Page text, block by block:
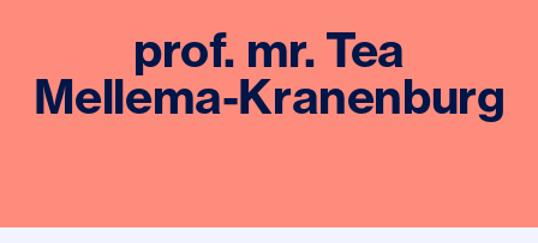
prof. mr. Tea
Mellema-Kranenburg